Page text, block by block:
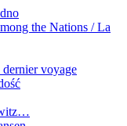
the Nations / La
voyage